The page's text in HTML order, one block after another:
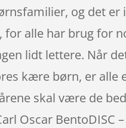
og det er
for alle har brug for
lidt lettere. Når
kære børn, er alle
skal være de
Oscar BentoDISC